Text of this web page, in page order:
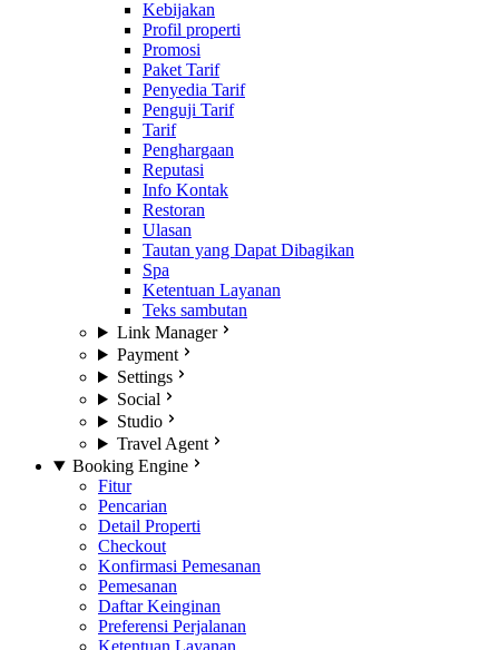
Kebijakan
Profil properti
Promosi
Paket Tarif
Penyedia Tarif
Penguji Tarif
Tarif
Penghargaan
Reputasi
Info Kontak
Restoran
Ulasan
Tautan yang Dapat Dibagikan
Spa
Ketentuan Layanan
Teks sambutan
Link Manager
Payment
Settings
Social
Studio
Travel Agent
Booking Engine
Fitur
Pencarian
Detail Properti
Checkout
Konfirmasi Pemesanan
Pemesanan
Daftar Keinginan
Preferensi Perjalanan
Ketentuan Layanan